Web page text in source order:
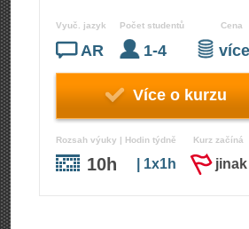
Vyuč. jazyk
AR
Počet studentů
1-4
Cena
Více o kurzu
Rozsah výuky | Hodin týdně
10h | 1x1h
Kurz začíná
jinak